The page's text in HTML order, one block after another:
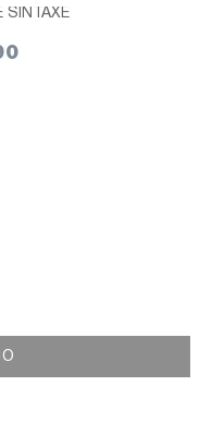
SINTAXE